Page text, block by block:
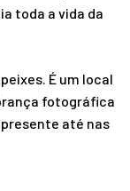
toda a vida da
É um local
fotográfica
até nas